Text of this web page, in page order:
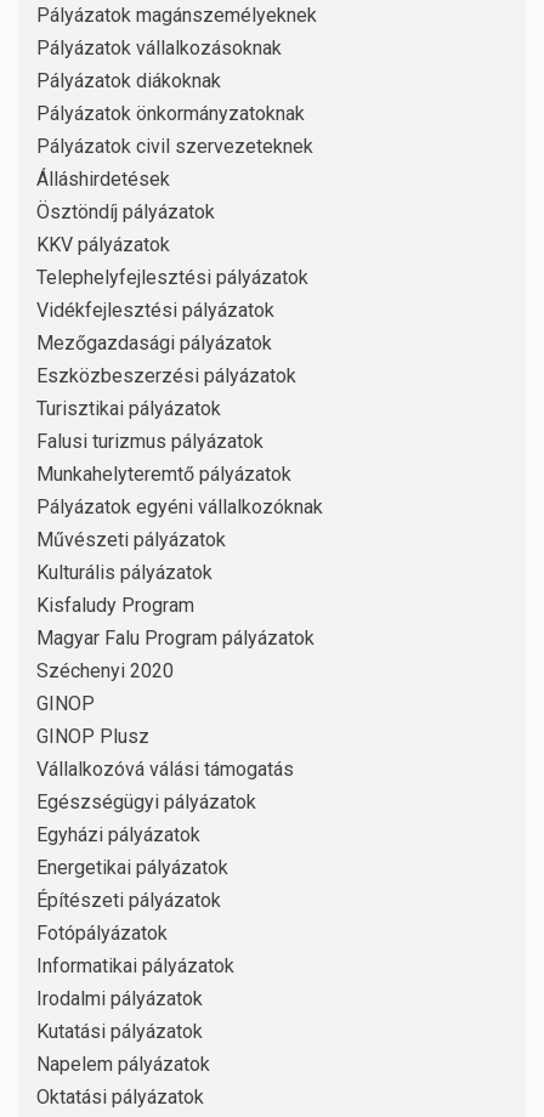
Pályázatok magánszemélyeknek
Pályázatok vállalkozásoknak
Pályázatok diákoknak
Pályázatok önkormányzatoknak
Pályázatok civil szervezeteknek
Álláshirdetések
Ösztöndíj pályázatok
KKV pályázatok
Telephelyfejlesztési pályázatok
Vidékfejlesztési pályázatok
Mezőgazdasági pályázatok
Eszközbeszerzési pályázatok
Turisztikai pályázatok
Falusi turizmus pályázatok
Munkahelyteremtő pályázatok
Pályázatok egyéni vállalkozóknak
Művészeti pályázatok
Kulturális pályázatok
Kisfaludy Program
Magyar Falu Program pályázatok
Széchenyi 2020
GINOP
GINOP Plusz
Vállalkozóvá válási támogatás
Egészségügyi pályázatok
Egyházi pályázatok
Energetikai pályázatok
Építészeti pályázatok
Fotópályázatok
Informatikai pályázatok
Irodalmi pályázatok
Kutatási pályázatok
Napelem pályázatok
Oktatási pályázatok